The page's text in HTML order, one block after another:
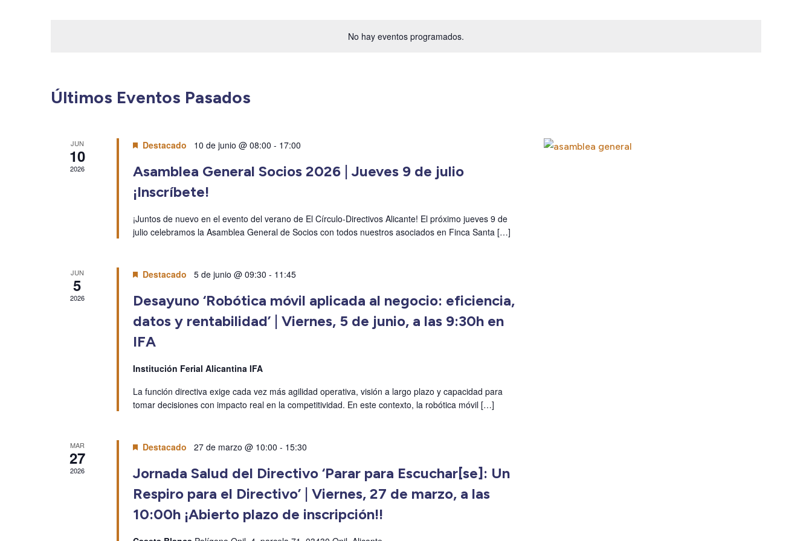
No hay eventos programados.
Últimos Eventos Pasados
JUN
10
2026
Destacado 10 de junio @ 08:00 - 17:00
Asamblea General Socios 2026 | Jueves 9 de julio
¡Inscríbete!
¡Juntos de nuevo en el evento del verano de El Círculo-Directivos Alicante! El próximo jueves 9 de
julio celebramos la Asamblea General de Socios con todos nuestros asociados en Finca Santa […]
JUN
5
2026
Destacado 5 de junio @ 09:30 - 11:45
Desayuno ‘Robótica móvil aplicada al negocio: eficiencia,
datos y rentabilidad’ | Viernes, 5 de junio, a las 9:30h en
IFA
Institución Ferial Alicantina IFA
La función directiva exige cada vez más agilidad operativa, visión a largo plazo y capacidad para
tomar decisiones con impacto real en la competitividad. En este contexto, la robótica móvil […]
MAR
27
2026
Destacado 27 de marzo @ 10:00 - 15:30
Jornada Salud del Directivo ‘Parar para Escuchar[se]: Un
Respiro para el Directivo’ | Viernes, 27 de marzo, a las
10:00h ¡Abierto plazo de inscripción!!